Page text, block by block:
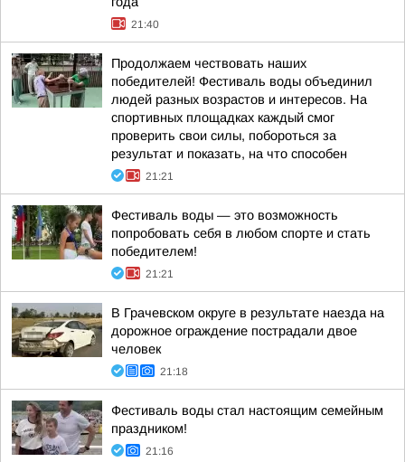
21:40
Продолжаем чествовать наших
победителей! Фестиваль воды объединил
людей разных возрастов и интересов. На
спортивных площадках каждый смог
проверить свои силы, побороться за
результат и показать, на что способен
21:21
Фестиваль воды — это возможность
попробовать себя в любом спорте и стать
победителем!
21:21
В Грачевском округе в результате наезда на
дорожное ограждение пострадали двое
человек
21:18
Фестиваль воды стал настоящим семейным
праздником!
21:16